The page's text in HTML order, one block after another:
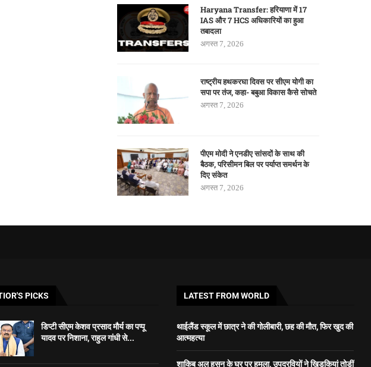
Haryana Transfer: हरियाणा में 17
IAS और 7 HCS अधिकारियों का हुआ
तबादला
अगस्त 7, 2026
राष्ट्रीय हथकरघा दिवस पर सीएम योगी का
सपा पर तंज, कहा- बबुआ विकास कैसे सोचते
अगस्त 7, 2026
पीएम मोदी ने एनडीए सांसदों के साथ की
बैठक, परिसीमन बिल पर पर्याप्त समर्थन के
दिए संकेत
अगस्त 7, 2026
PICKS
डिप्टी सीएम केशव प्रसाद मौर्य का पप्पू
यादव पर निशाना, राहुल गांधी से...
LATEST FROM WORLD
थाईलैंड स्कूल में छात्र ने की गोलीबारी, छह की मौत, फिर खुद की
आत्महत्या
शाकिब अल हसन के घर पर हमला, उपद्रवियों ने खिड़कियां तोड़ीं